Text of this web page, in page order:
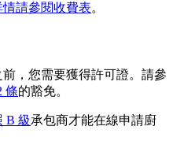
情請參閱收費表。
，您需要獲得許可證。請參
條的豁免。
B 級承包商才能在線申請廚